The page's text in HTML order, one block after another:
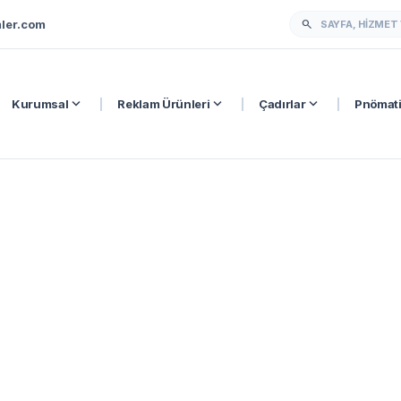
search
Kurumsal expand_more Reklam Ürünleri expand_more Çadırlarexpand_more